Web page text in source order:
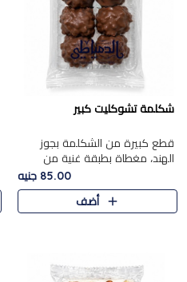
شكلمة تشوكليت كبير
قطع كبيرة من الشكلمة بجوز
الهند، مغطاة بطبقة غنية من
الشوكولاتة الفاخرة لتجمع بين
القوام الطري من الداخل مركز جوز
الهند المطاطي والمذاق الغن..
85.00 جنيه
أضف